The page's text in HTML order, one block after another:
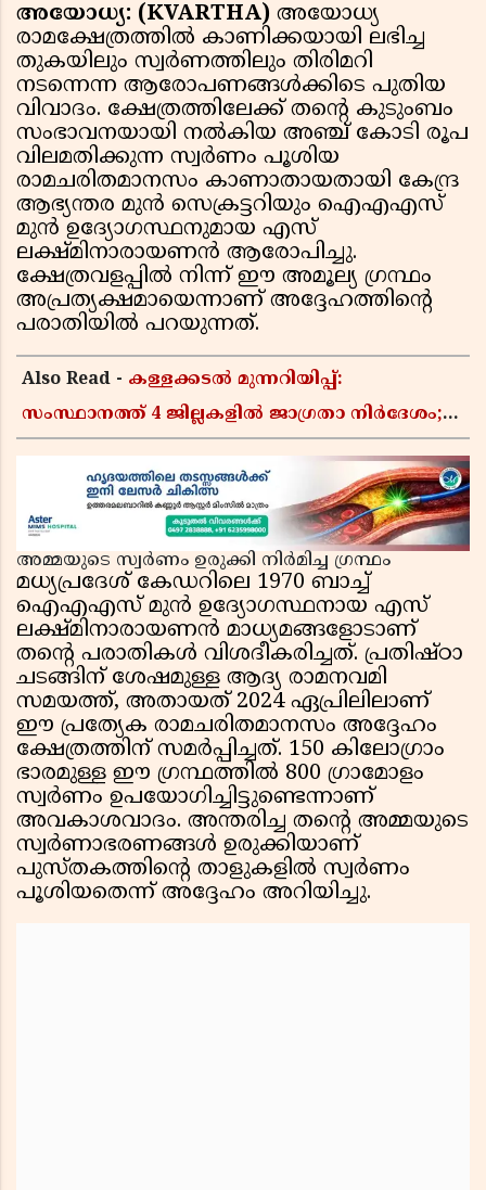
അയോധ്യ: (KVARTHA) അയോധ്യ
രാമക്ഷേത്രത്തിൽ കാണിക്കയായി ലഭിച്ച
തുകയിലും സ്വർണത്തിലും തിരിമറി
നടന്നെന്ന ആരോപണങ്ങൾക്കിടെ പുതിയ
വിവാദം. ക്ഷേത്രത്തിലേക്ക് തൻ്റെ കുടുംബം
സംഭാവനയായി നൽകിയ അഞ്ച് കോടി രൂപ
വിലമതിക്കുന്ന സ്വർണം പൂശിയ
രാമചരിതമാനസം കാണാതായതായി കേന്ദ്ര
ആഭ്യന്തര മുൻ സെക്രട്ടറിയും ഐഎഎസ്
മുൻ ഉദ്യോഗസ്ഥനുമായ എസ്
ലക്ഷ്മിനാരായണൻ ആരോപിച്ചു.
ക്ഷേത്രവളപ്പിൽ നിന്ന് ഈ അമൂല്യ ഗ്രന്ഥം
അപ്രത്യക്ഷമായെന്നാണ് അദ്ദേഹത്തിൻ്റെ
പരാതിയിൽ പറയുന്നത്.
Also Read - കള്ളക്കടൽ മുന്നറിയിപ്പ്:
സംസ്ഥാനത്ത് 4 ജില്ലകളിൽ ജാഗ്രതാ നിർദേശം;
വിലക്ക്
അമ്മയുടെ സ്വർണം ഉരുക്കി നിർമിച്ച ഗ്രന്ഥം
മധ്യപ്രദേശ് കേഡറിലെ 1970 ബാച്ച്
ഐഎഎസ് മുൻ ഉദ്യോഗസ്ഥനായ എസ്
ലക്ഷ്മിനാരായണൻ മാധ്യമങ്ങളോടാണ്
തൻ്റെ പരാതികൾ വിശദീകരിച്ചത്. പ്രതിഷ്ഠാ
ചടങ്ങിന് ശേഷമുള്ള ആദ്യ രാമനവമി
സമയത്ത്, അതായത് 2024 ഏപ്രിലിലാണ്
ഈ പ്രത്യേക രാമചരിതമാനസം അദ്ദേഹം
ക്ഷേത്രത്തിന് സമർപ്പിച്ചത്. 150 കിലോഗ്രാം
ഭാരമുള്ള ഈ ഗ്രന്ഥത്തിൽ 800 ഗ്രാമോളം
സ്വർണം ഉപയോഗിച്ചിട്ടുണ്ടെന്നാണ്
അവകാശവാദം. അന്തരിച്ച തൻ്റെ അമ്മയുടെ
സ്വർണാഭരണങ്ങൾ ഉരുക്കിയാണ്
പുസ്തകത്തിൻ്റെ താളുകളിൽ സ്വർണം
പൂശിയതെന്ന് അദ്ദേഹം അറിയിച്ചു.